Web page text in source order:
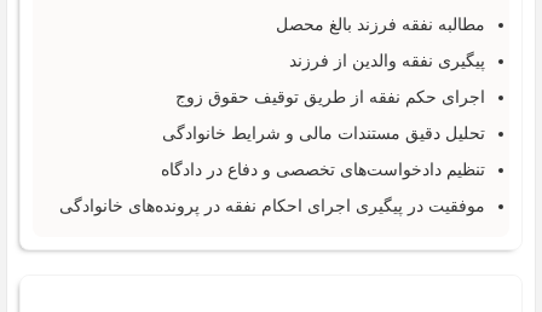
مطالبه نفقه فرزند بالغ محصل
پیگیری نفقه والدین از فرزند
اجرای حکم نفقه از طریق توقیف حقوق زوج
تحلیل دقیق مستندات مالی و شرایط خانوادگی
تنظیم دادخواست‌های تخصصی و دفاع در دادگاه
موفقیت در پیگیری اجرای احکام نفقه در پرونده‌های خانوادگی